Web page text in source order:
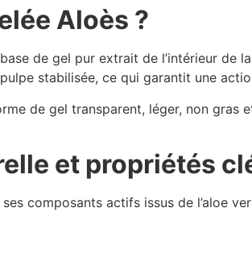
Aloès ?
de gel pur extrait de l’intérieur de
stabilisée, ce qui garantit une
de gel transparent, léger, non
et propriétés
composants actifs issus de l’aloe